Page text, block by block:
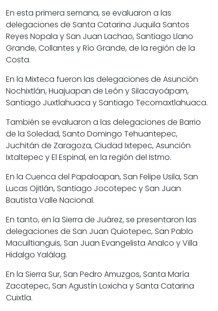
En esta primera semana, se evaluaron a las
delegaciones de Santa Catarina Juquila Santos
Reyes Nopala y San Juan Lachao, Santiago Llano
Grande, Collantes y Río Grande, de la región de la
Costa.
En la Mixteca fueron las delegaciones de Asunción
Nochixtlán, Huajuapan de León y Silacayoápam,
Santiago Juxtlahuaca y Santiago Tecomaxtlahuaca.
También se evaluaron a las delegaciones de Barrio
de la Soledad, Santo Domingo Tehuantepec,
Juchitán de Zaragoza, Ciudad Ixtepec, Asunción
Ixtaltepec y El Espinal, en la región del Istmo.
En la Cuenca del Papaloapan, San Felipe Usila, San
Lucas Ojitlán, Santiago Jocotepec y San Juan
Bautista Valle Nacional.
En tanto, en la Sierra de Juárez, se presentaron las
delegaciones de San Juan Quiotepec, San Pablo
Macuiltianguis, San Juan Evangelista Analco y Villa
Hidalgo Yalálag.
En la Sierra Sur, San Pedro Amuzgos, Santa María
Zacatepec, San Agustín Loxicha y Santa Catarina
Cuixtla.